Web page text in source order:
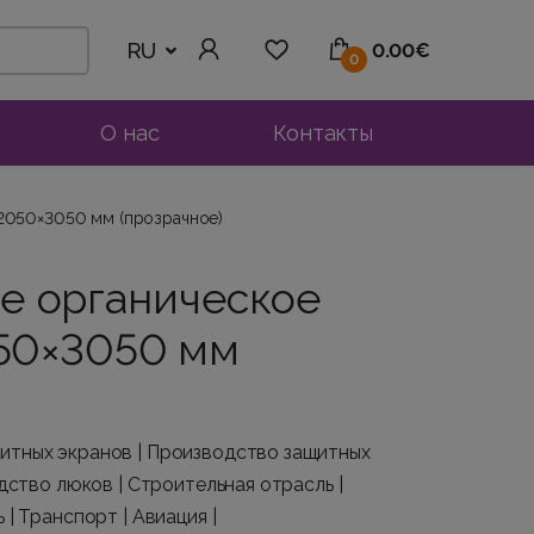
RU 0 0.00€
О нас Контакты
мм (прозрачное)
органическое
мм
экранов | Производство защитных
люков | Строительная отрасль |
Транспорт | Авиация |